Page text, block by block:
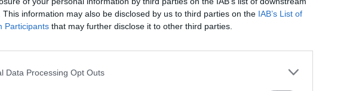
This information may also be disclosed by us to third parties on the IAB’s List of
Participants that may further disclose it to other third parties.
Data Processing Opt Outs
lelövik a Közel-Kelet egéről a rakétákat, miért nincs még mindig döntés arról, hogy
közben felszólította a NATO tagállamait, hogy hasonló elköteleződéssel
ahogy ez Izraelnél látható....